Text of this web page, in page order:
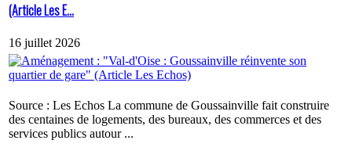
(Article Les E...
16 juillet 2026
Source : Les Echos La commune de Goussainville fait construire
des centaines de logements, des bureaux, des commerces et des
services publics autour ...